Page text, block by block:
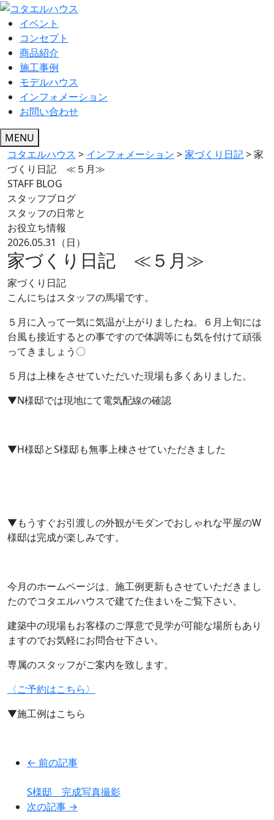
イベント
コンセプト
商品紹介
施工事例
モデルハウス
インフォメーション
お問い合わせ
MENU
コタエルハウス > インフォメーション >家づくり日記>家
づくり日記 ≪５月≫
STAFF BLOG
スタッフブログ
スタッフの日常と
お役立ち情報
2026.05.31（日）
家づくり日記 ≪５月≫
家づくり日記
こんにちはスタッフの馬場です。
５月に入って一気に気温が上がりましたね。６月上旬には
台風も接近するとの事ですので体調等にも気を付けて頑張
ってきましょう〇
５月は上棟をさせていただいた現場も多くありました。
▼N様邸では現地にて電気配線の確認
▼H様邸とS様邸も無事上棟させていただきました
▼もうすぐお引渡しの外観がモダンでおしゃれな平屋のW
様邸は完成が楽しみです。
今月のホームページは、施工例更新もさせていただきまし
たのでコタエルハウスで建てた住まいをご覧下さい。
建築中の現場もお客様のご厚意で見学が可能な場所もあり
ますのでお気軽にお問合せ下さい。
専属のスタッフがご案内を致します。
〈ご予約はこちら〉
▼施工例はこちら
← 前の記事
S様邸 完成写真撮影
次の記事 →